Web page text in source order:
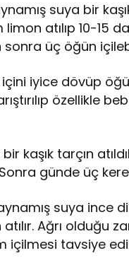
suya bir
atılıp 10-15
üç öğün
iyice dövüp
özellikle
kaşık tarçın
günde üç
suya ince
Ağrı olduğu
içilmesi tavsiye